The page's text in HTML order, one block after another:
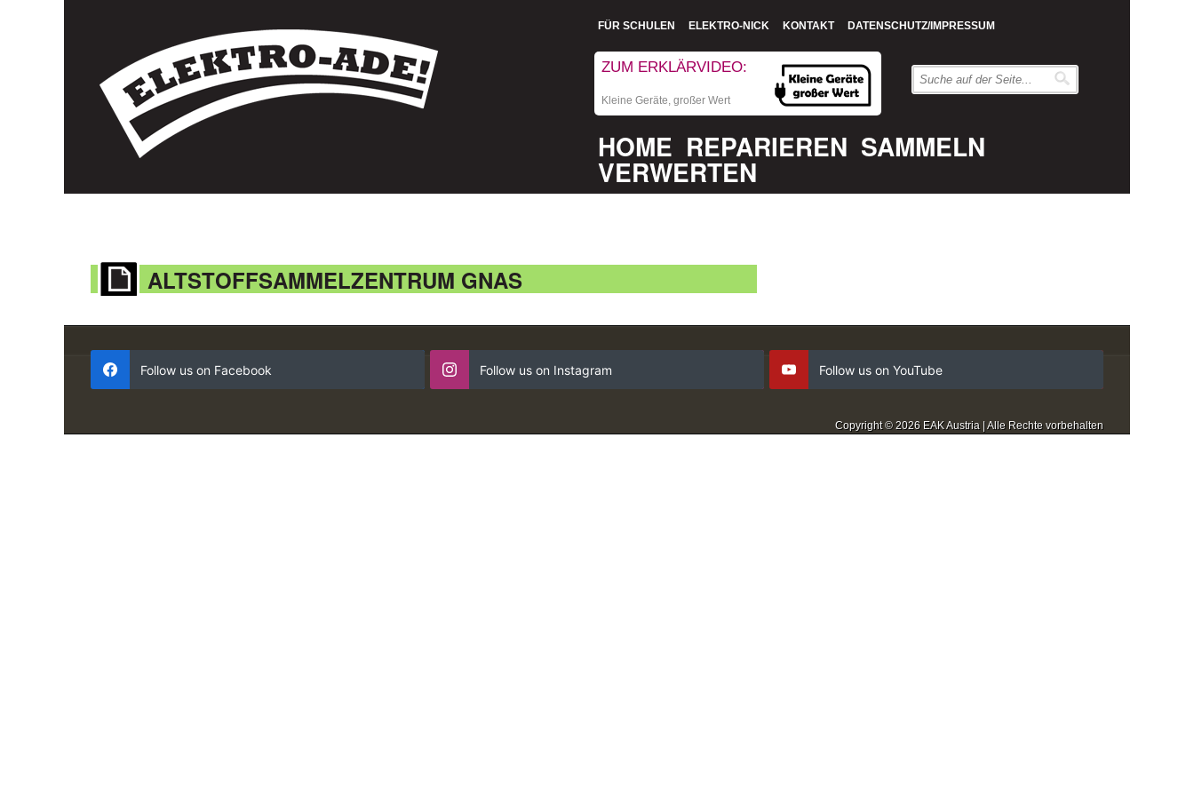
FÜR SCHULEN ELEKTRO-NICK KONTAKT DATENSCHUTZ/IMPRESSUM
ZUM ERKLÄRVIDEO:
Kleine Geräte, großer Wert
HOME REPARIEREN SAMMELN
VERWERTEN
ALTSTOFFSAMMELZENTRUM GNAS
Follow us on Facebook Follow us on Instagram Follow us on YouTube
Copyright © 2026 EAK Austria | Alle Rechte vorbehalten